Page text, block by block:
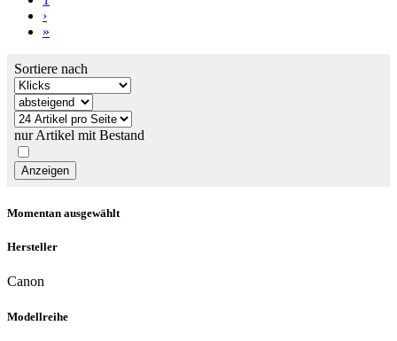
›
»
Sortiere nach
nur Artikel mit Bestand
Momentan ausgewählt
Hersteller
Canon
Modellreihe